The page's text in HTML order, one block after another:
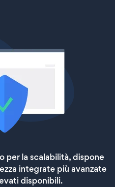
per la scalabilità, dispone
integrate più avanzate
disponibili.